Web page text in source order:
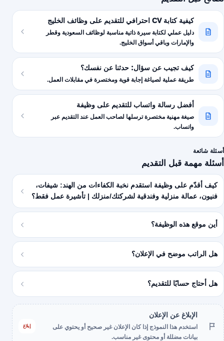
كيفية كتابة CV احترافي للتقديم على وظائف الخليج
دليل عملي لكتابة سيرة ذاتية مناسبة لوظائف السعودية وقطر
والإمارات وباقي أسواق الخليج.
كيف تجيب عن سؤال: حدثنا عن نفسك؟
طريقة عملية لصياغة إجابة قوية ومختصرة في مقابلات العمل.
أفضل رسالة واتساب للتقديم على وظيفة
صيغة مهنية مختصرة ترسلها لصاحب العمل عند التقديم عبر
واتساب.
أسئلة شائعة
أسئلة مهمة قبل التقديم
كيف أقدّم على وظيفة استقدم نخبة الكفاءات من الهند: شيفات،
فنيون، عمالة منزلية وفندقية لشركتك/منزلك | تأشيرة عمل فقط؟
أين موقع هذه الوظيفة؟
هل الراتب موضح في الإعلان؟
هل أحتاج حسابًا للتقديم؟
الإبلاغ عن الإعلان
استخدم هذا النموذج إذا كان الإعلان غير صحيح أو يحتوي على
بيانات مضللة أو محتوى غير مناسب.
إبلاغ